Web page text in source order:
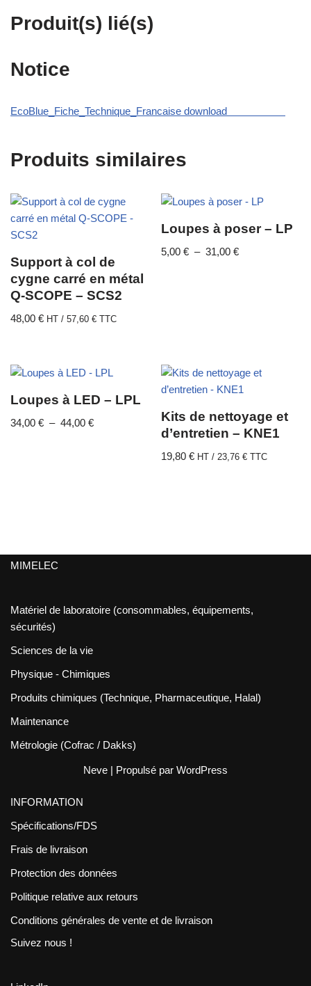
Produit(s) lié(s)
Notice
EcoBlue_Fiche_Technique_Francaise download
Produits similaires
Support à col de
cygne carré en métal
Q-SCOPE – SCS2
48,00 € HT / 57,60 € TTC
Loupes à poser – LP
5,00€ – 31,00€
Loupes à LED – LPL
34,00 € – 44,00 €
Kits de nettoyage et
d’entretien – KNE1
19,80€ HT /23,76€ TTC
MIMELEC
Matériel de laboratoire (consommables, équipements,
sécurités)
Sciences de la vie
Physique - Chimiques
Produits chimiques (Technique, Pharmaceutique, Halal)
Maintenance
Métrologie (Cofrac / Dakks)
Neve | Propulsé par WordPress
INFORMATION
Spécifications/FDS
Frais de livraison
Protection des données
Politique relative aux retours
Conditions générales de vente et de livraison
Suivez nous !